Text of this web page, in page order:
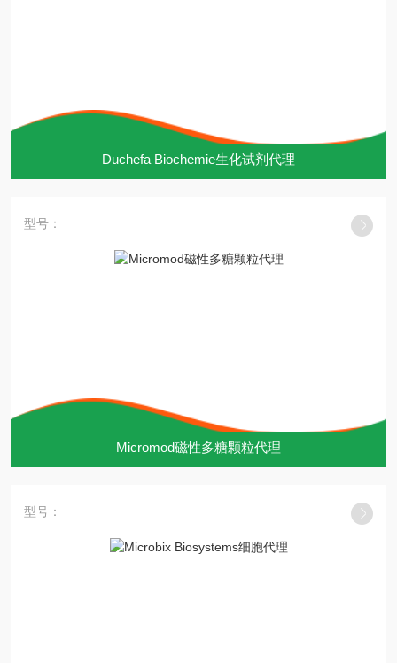
Duchefa Biochemie生化试剂代理
型号：
Micromod磁性多糖颗粒代理
型号：